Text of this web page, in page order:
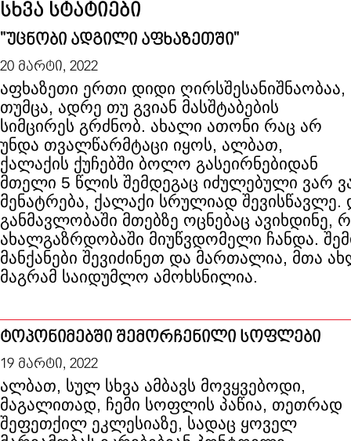
სხვა სტატიები
"უცნობი ადგილი აფხაზეთში"
20 მარტი, 2022
აფხაზეთი ერთი დიდი ღირსშესანიშნაობაა,
თუმცა, ადრე თუ გვიან მასშტაბების
სიმცირეს გრძნობ. ახალი ათონი რაც არ
უნდა თვალწარმტაცი იყოს, ალბათ,
ქალაქის ქუჩებში ბოლო გასეირნებიდან
მთელი 5 წლის შემდეგაც იძულებული ვარ
მენატრება, ქალაქი სრულიად
განმავლობაში მთებზე ოცნებაც ავიხდინე,
ახალგაზრდობაში მიუწვდომელი ჩანდა.
მანქანები შევიძინეთ და მართალია, მთა
მაგრამ საიდუმლო ამოხსნილია.
ტოპონიმებში შემორჩენილი სოფლები
19 მარტი, 2022
ალბათ, სულ სხვა ამბავს მოვყვებოდი,
მაგალითად, ჩემი სოფლის პაწია, თეთრად
შეფეთქილ ეკლესიაზე, სადაც ყოველ